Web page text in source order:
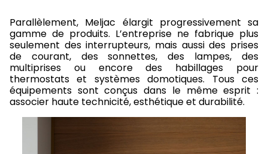
Parallèlement, Meljac élargit progressivement sa
gamme de produits. L’entreprise ne fabrique plus
seulement des interrupteurs, mais aussi des prises
de courant, des sonnettes, des lampes, des
multiprises ou encore des habillages pour
thermostats et systèmes domotiques. Tous ces
équipements sont conçus dans le même esprit :
associer haute technicité, esthétique et durabilité.